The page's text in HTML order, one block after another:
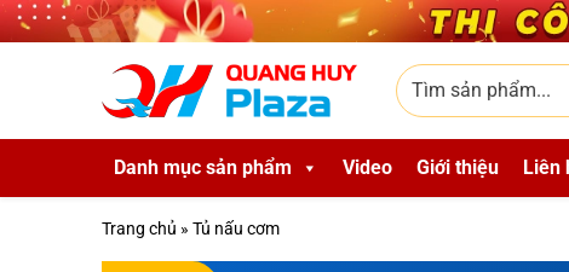
Skip to main content
Tìm sản phẩm
Danh mục sản phẩm Video Giới thiệu Liên
Trang chủ » Tủ nấu cơm